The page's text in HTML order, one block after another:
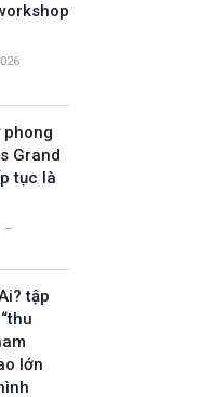
phong
Grand
tục là
tập
lớn